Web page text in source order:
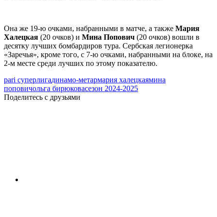
Она же 19-ю очками, набранными в матче, а также Мария
Халецкая (20 очков) и Мина Попович (20 очков) вошли в
десятку лучших бомбардиров тура. Сербская легионерка
«Заречья», кроме того, с 7-ю очками, набранными на блоке, на
2-м месте среди лучших по этому показателю.
pari суперлигадинамо-метармария халецкаямина
поповичольга бирюковасезон 2024-2025
Поделитесь с друзьями